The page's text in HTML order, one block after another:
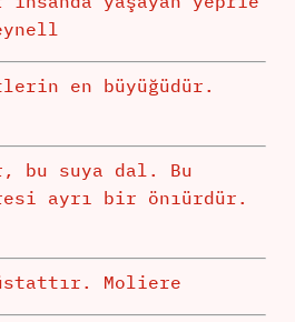
en büyüğüdür.
bu suya dal. Bu
ayrı bir önıürdür.
Moliere